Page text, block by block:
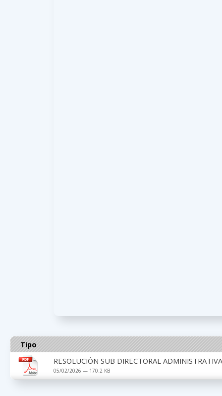
Tipo
RESOLUCIÓN SUB DIRECTORAL
05/02/2026 — 170.2 KB